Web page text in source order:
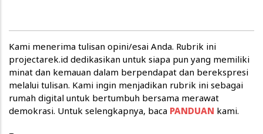
Kami menerima tulisan opini/esai Anda. Rubrik ini
projectarek.id dedikasikan untuk siapa pun yang memiliki
minat dan kemauan dalam berpendapat dan berekspresi
melalui tulisan. Kami ingin menjadikan rubrik ini sebagai
rumah digital untuk bertumbuh bersama merawat
demokrasi. Untuk selengkapnya, baca PANDUAN kami.